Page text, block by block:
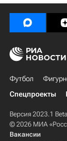
Футбол
Спецпроекты
Версия 2023.1 Beta
© 2026 МИА
Вакансии